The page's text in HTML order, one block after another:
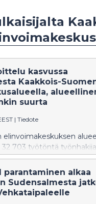
kasvussa
Kaakkois-
suurta
| Tiedote
elinvoimakeskuksen
703 työtöntä
oli Etelä-
10 153 ja Päijät-
työnhakijoista
Etelä-Karjalassa
parantaminen alkaa
Sudensalmesta